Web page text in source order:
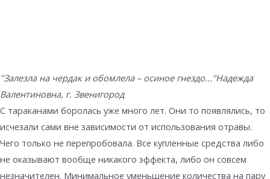
"Залезла на чердак и обомлела – осиное гнездо..."Надежда
Валентиновна, г. Звенигород
С тараканами боролась уже много лет. Они то появлялись, то
исчезали сами вне зависимости от использования отравы.
Чего только не перепробовала. Все купленные средства либо
не оказывают вообще никакого эффекта, либо он совсем
незначителен. Минимальное уменьшение количества на пару